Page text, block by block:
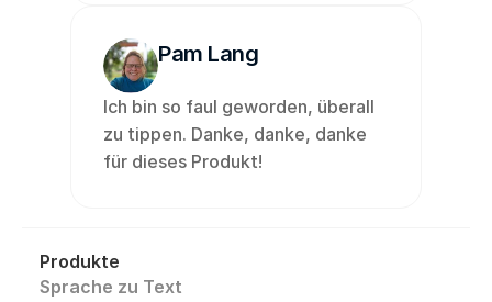
Pam Lang
Ich bin so faul geworden, überall
zu tippen. Danke, danke, danke
für dieses Produkt!
Produkte
Sprache zu Text